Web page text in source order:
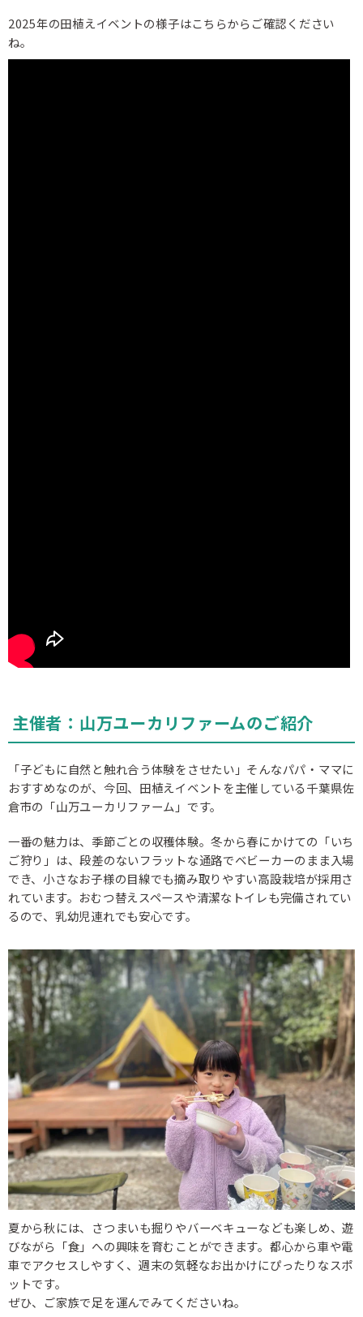
2025年の田植えイベントの様子はこちらからご確認ください
ね。
主催者：山万ユーカリファームのご紹介
「子どもに自然と触れ合う体験をさせたい」そんなパパ・ママに
おすすめなのが、今回、田植えイベントを主催している千葉県佐
倉市の「山万ユーカリファーム」です。
一番の魅力は、季節ごとの収穫体験。冬から春にかけての「いち
ご狩り」は、段差のないフラットな通路でベビーカーのまま入場
でき、小さなお子様の目線でも摘み取りやすい高設栽培が採用さ
れています。おむつ替えスペースや清潔なトイレも完備されてい
るので、乳幼児連れでも安心です。
夏から秋には、さつまいも掘りやバーベキューなども楽しめ、遊
びながら「食」への興味を育むことができます。都心から車や電
車でアクセスしやすく、週末の気軽なお出かけにぴったりなスポ
ットです。
ぜひ、ご家族で足を運んでみてくださいね。